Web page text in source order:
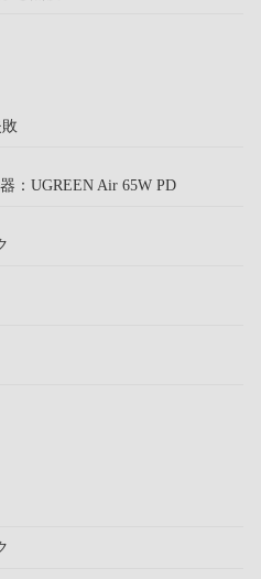
：UGREEN Air 65W PD